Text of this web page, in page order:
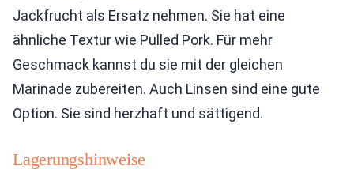
Jackfrucht als Ersatz nehmen. Sie hat eine
ähnliche Textur wie Pulled Pork. Für mehr
Geschmack kannst du sie mit der gleichen
Marinade zubereiten. Auch Linsen sind eine gute
Option. Sie sind herzhaft und sättigend.
Lagerungshinweise